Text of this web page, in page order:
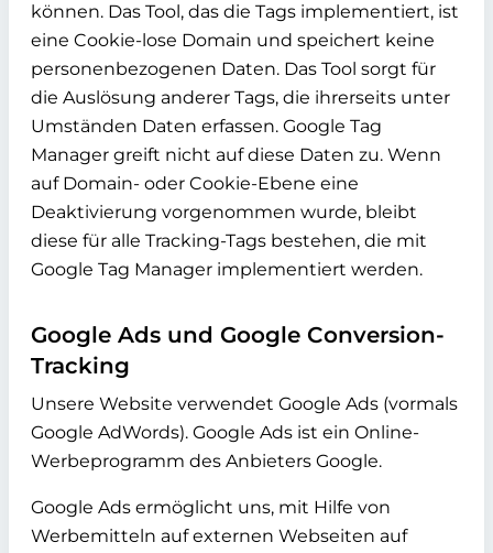
können. Das Tool, das die Tags implementiert, ist
eine Cookie-lose Domain und speichert keine
personenbezogenen Daten. Das Tool sorgt für
die Auslösung anderer Tags, die ihrerseits unter
Umständen Daten erfassen. Google Tag
Manager greift nicht auf diese Daten zu. Wenn
auf Domain- oder Cookie-Ebene eine
Deaktivierung vorgenommen wurde, bleibt
diese für alle Tracking-Tags bestehen, die mit
Google Tag Manager implementiert werden.
Google Ads und Google Conversion-
Tracking
Unsere Website verwendet Google Ads (vormals
Google AdWords). Google Ads ist ein Online-
Werbeprogramm des Anbieters Google.
Google Ads ermöglicht uns, mit Hilfe von
Werbemitteln auf externen Webseiten auf